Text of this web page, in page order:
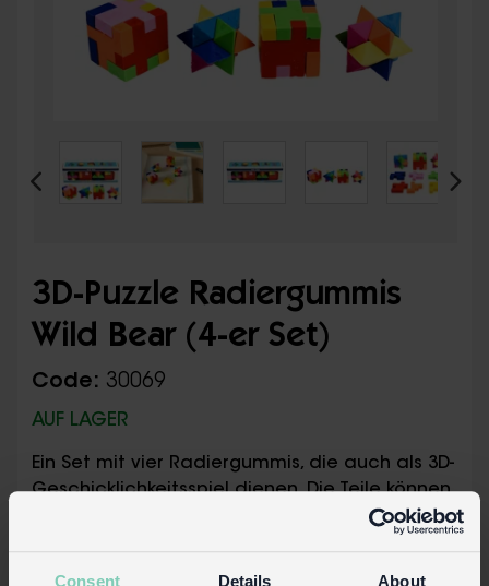
Consent Details About
3D-Puzzle Radiergummis
Wild Bear (4-er Set)
Code: 30069
AUF LAGER
Ein Set mit vier Radiergummis, die auch als 3D-
Geschicklichkeitsspiel dienen. Die Teile können